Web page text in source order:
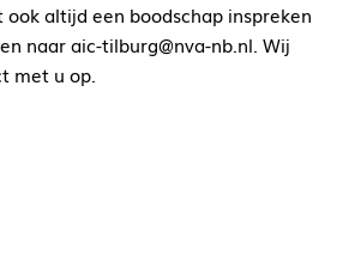
ook altijd een boodschap inspreken
naar aic-tilburg@nva-nb.nl. Wij
met u op.